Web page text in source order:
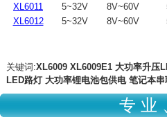
XL6011
5~32V 8V~60V
XL6012
5~32V 8V~60V
关键词:XL6009 XL6009E1 大功率升压
LED路灯 大功率锂电池包供电 笔记本
专 业